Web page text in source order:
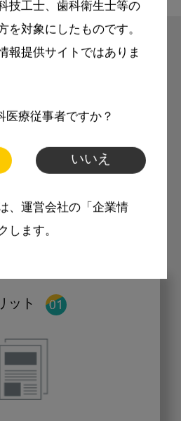
技工士、歯科衛生士等の
を対象にしたものです。
報提供サイトではありま
医療従事者ですか？
いいえ
、運営会社の「企業情
します。
のご案内
ただくと、デンタルライ
ット